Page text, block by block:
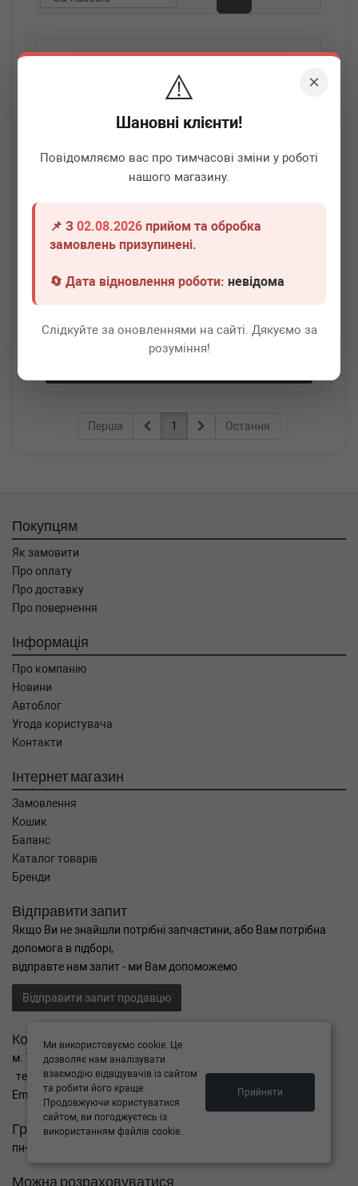
×
⚠️
Шановні клієнти!
Повідомляємо вас про тимчасові зміни у роботі
нашого магазину.
📌 З02.08.2026 прийом та обробка
замовлень призупинені.
🔄 Дата відновлення роботи:невідома
Слідкуйте за оновленнями на сайті. Дякуємо за
розуміння!
BOGAP A1421100
Всі ціни
Перша 1 Остання
Покупцям
Як замовити
Про оплату
Про доставку
Про повернення
Інформація
Про компанію
Новини
Автоблог
Угода користувача
Контакти
Інтернет магазин
Замовлення
Кошик
Баланс
Каталог товарів
Бренди
Відправити запит
Якщо Ви не знайшли потрібні запчастини, або Вам потрібна
допомога в підборі,
відправте нам запит - ми Вам допоможемо
Відправити запит продавцю
Контакти
м. Тернопіль вул. Микулинецька 106а
тел. +38(099)650-59-19
Email. autokitparts@yahoo.com
Графік роботи
пн-пт з 9:00 до 17:00, сб - вихідний, нд - вихідний
Можна розраховуватися
Ми використовуємо cookie. Це
дозволяє нам аналізувати
взаємодію відвідувачів із сайтом
та робити його краще.
Продовжуючи користуватися
сайтом, ви погоджуєтесь із
використанням файлів cookie.
Прийняти